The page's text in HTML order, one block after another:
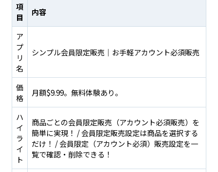
項
目
内容
ア
プ
リ
名
シンプル会員限定販売｜お手軽アカウント必須販売
価
格
月額$9.99。無料体験あり。
ハ
イ
ラ
イ
ト
商品ごとの会員限定販売（アカウント必須販売）を
簡単に実現！ / 会員限定販売設定は商品を選択する
だけ！ / 会員限定（アカウント必須）販売設定を一
覧で確認・削除できる！